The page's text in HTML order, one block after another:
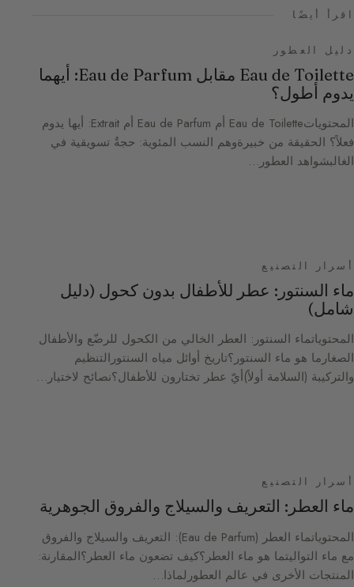
اقرأ أيضًا
دليل العطور
Eau de Toilette مقابل Eau de Parfum: أيهما
يدوم أطول؟
المحتوياتEau de Toilette أم Eau de Parfum أم Extrait: أيها يدوم
فعلاً؟ الحقيقة من خبيرةوهم النسب المئوية: حجةٌ تسويقية في
الغالبشواهد العطور…
أسرار التصنيع
ماء السنتور: عطر للأطفال بدون كحول (دليل
شامل)
المحتوياتماء السنتور: العطر الخالي من الكحول للرضّع والأطفال
الصغارما هو ماء السنتور؟تاريخ أوائل مياه السنتورالتنظيم
والتركيبة (السلامة أولاً)أيّ عطر تختارون للأطفال؟نصائح لاختيار…
أسرار التصنيع
ماء العطر: التعريف والسيلاج والفروق الجوهرية
المحتوياتماء العطر (Eau de Parfum): التعريف والسيلاج والفروق
مع ماء التواليتما هو ماء العطر؟كيف تضعون ماء العطر؟المقارنة:
المنتجات الأخرى في عالم العطورلماذا…